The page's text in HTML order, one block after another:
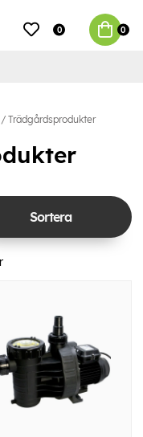
0 0
Trädgårdsprodukter
Sortera